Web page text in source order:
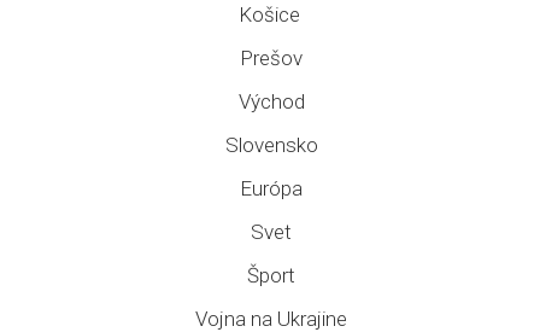
Košice
Prešov
Východ
Slovensko
Európa
Svet
Šport
Vojna na Ukrajine